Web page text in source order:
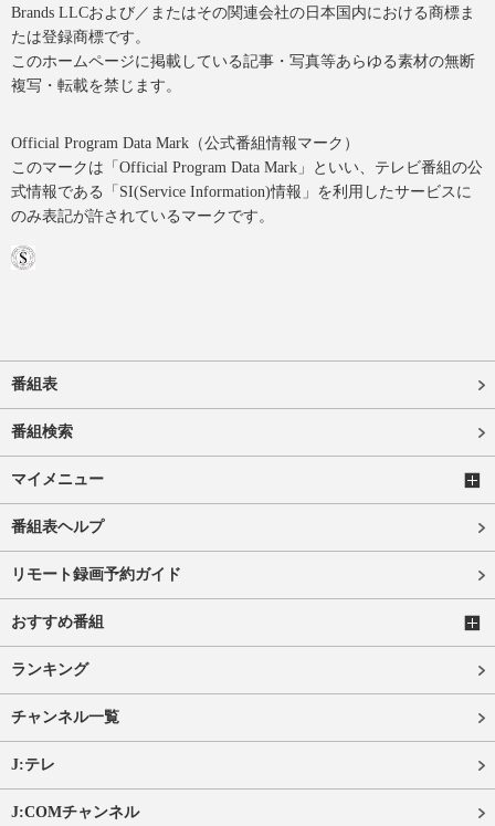
Brands LLCおよび／またはその関連会社の日本国内における商標ま
たは登録商標です。
このホームページに掲載している記事・写真等あらゆる素材の無断
複写・転載を禁じます。
Official Program Data Mark（公式番組情報マーク）
このマークは「Official Program Data Mark」といい、テレビ番組の公
式情報である「SI(Service Information)情報」を利用したサービスに
のみ表記が許されているマークです。
番組表
番組検索
マイメニュー
番組表ヘルプ
リモート録画予約ガイド
おすすめ番組
ランキング
チャンネル一覧
J:テレ
J:COMチャンネル